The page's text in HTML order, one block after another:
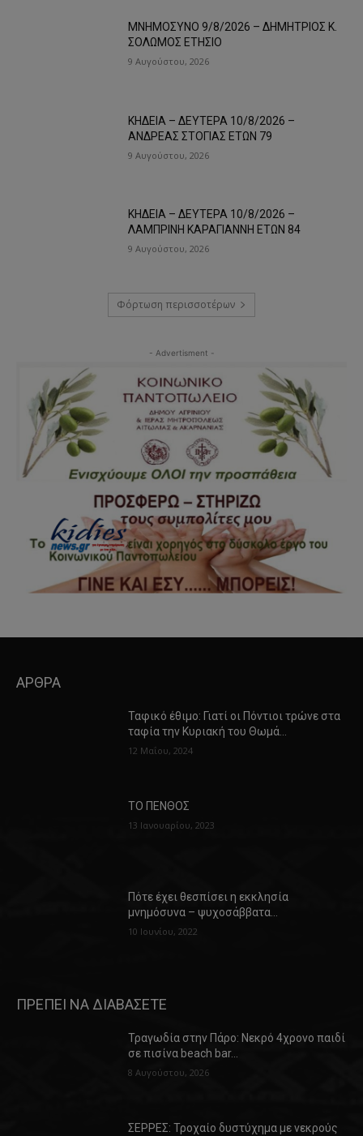
ΜΝΗΜΟΣΥΝΟ 9/8/2026 – ΔΗΜΗΤΡΙΟΣ Κ.
ΣΟΛΩΜΟΣ ΕΤΗΣΙΟ
9 Αυγούστου, 2026
ΚΗΔΕΙΑ – ΔΕΥΤΕΡΑ 10/8/2026 –
ΑΝΔΡΕΑΣ ΣΤΟΓΙΑΣ ΕΤΩΝ 79
9 Αυγούστου, 2026
ΚΗΔΕΙΑ – ΔΕΥΤΕΡΑ 10/8/2026 –
ΛΑΜΠΡΙΝΗ ΚΑΡΑΓΙΑΝΝΗ ΕΤΩΝ 84
9 Αυγούστου, 2026
Φόρτωση περισσοτέρων
- Advertisment -
ΑΡΘΡΑ
Ταφικό έθιμο: Γιατί οι Πόντιοι τρώνε στα
ταφία την Κυριακή του Θωμά…
12 Μαΐου, 2024
ΤΟ ΠΕΝΘΟΣ
13 Ιανουαρίου, 2023
Πότε έχει θεσπίσει η εκκλησία
μνημόσυνα – ψυχοσάββατα…
10 Ιουνίου, 2022
ΠΡΕΠΕΙ ΝΑ ΔΙΑΒΑΣΕΤΕ
Τραγωδία στην Πάρο: Νεκρό 4χρονο παιδί
σε πισίνα beach bar…
8 Αυγούστου, 2026
ΣΕΡΡΕΣ: Τροχαίο δυστύχημα με νεκρούς